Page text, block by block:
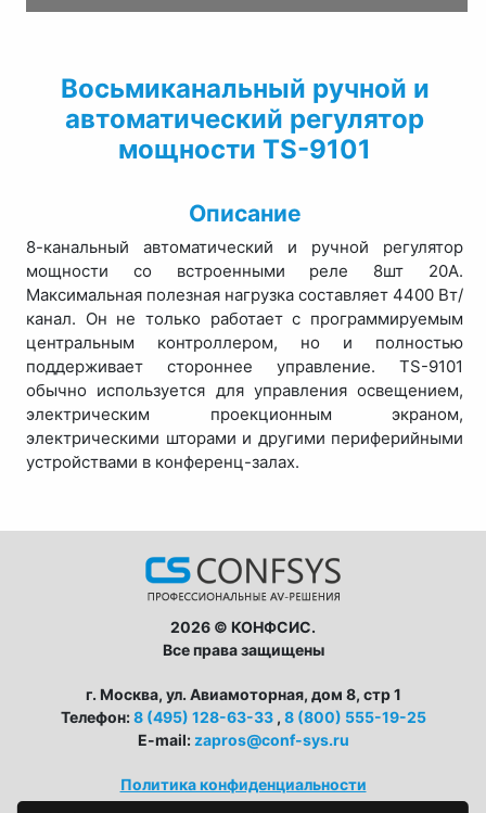
Восьмиканальный ручной и
автоматический регулятор
мощности TS-9101
Описание
8-канальный автоматический и ручной регулятор
мощности со встроенными реле 8шт 20А.
Максимальная полезная нагрузка составляет 4400 Вт/
канал. Он не только работает с программируемым
центральным контроллером, но и полностью
поддерживает стороннее управление. TS-9101
обычно используется для управления освещением,
электрическим проекционным экраном,
электрическими шторами и другими периферийными
устройствами в конференц-залах.
2026 © КОНФСИС.
Все права защищены
г. Москва, ул. Авиамоторная, дом 8, стр 1
Телефон:8 (495) 128-63-33 , 8 (800) 555-19-25
E-mail: zapros@conf-sys.ru
Политика конфиденциальности